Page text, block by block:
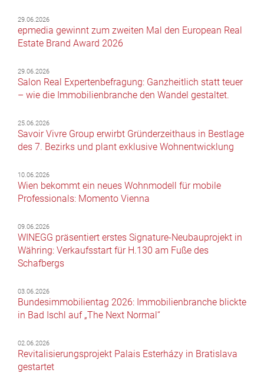
29.06.2026
epmedia gewinnt zum zweiten Mal den European Real
Estate Brand Award 2026
29.06.2026
Salon Real Expertenbefragung: Ganzheitlich statt teuer
– wie die Immobilienbranche den Wandel gestaltet.
25.06.2026
Savoir Vivre Group erwirbt Gründerzeithaus in Bestlage
des 7. Bezirks und plant exklusive Wohnentwicklung
10.06.2026
Wien bekommt ein neues Wohnmodell für mobile
Professionals: Momento Vienna
09.06.2026
WINEGG präsentiert erstes Signature-Neubauprojekt in
Währing: Verkaufsstart für H.130 am Fuße des
Schafbergs
03.06.2026
Bundesimmobilientag 2026: Immobilienbranche blickte
in Bad Ischl auf „The Next Normal“
02.06.2026
Revitalisierungsprojekt Palais Esterházy in Bratislava
gestartet